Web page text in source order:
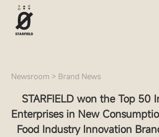
Newsroom > Brand News
STARFIELD won the Top 50
Enterprises in New
Food Industry Innovation